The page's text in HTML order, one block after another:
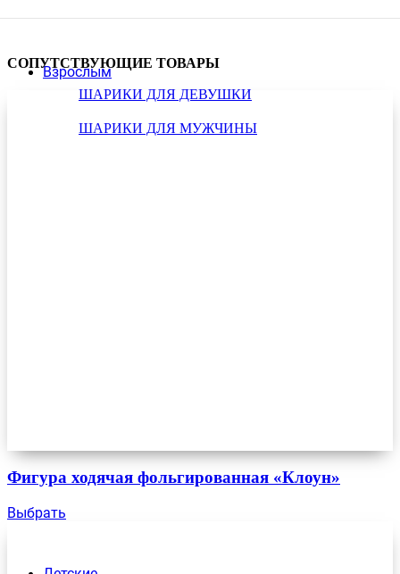
Взрослым
ШАРИКИ ДЛЯ ДЕВУШКИ
ШАРИКИ ДЛЯ МУЖЧИНЫ
СОПУТСТВУЮЩИЕ ТОВАРЫ
Фигура ходячая фольгированная «Клоун»
Выбрать